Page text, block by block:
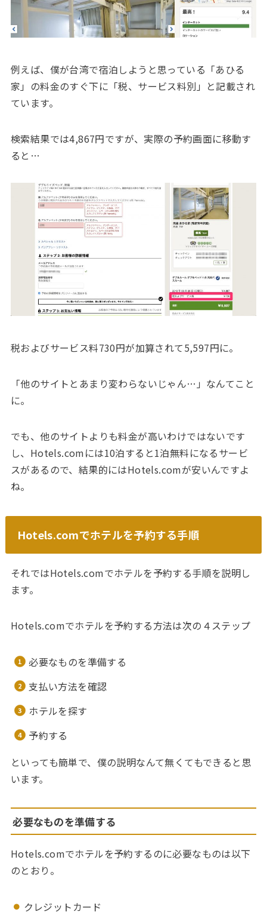
例えば、僕が台湾で宿泊しようと思っている「あひる
家」の料金のすぐ下に「税、サービス料別」と記載され
ています。
検索結果では4,867円ですが、実際の予約画面に移動す
ると…
税およびサービス料730円が加算されて5,597円に。
「他のサイトとあまり変わらないじゃん…」なんてこと
に。
でも、他のサイトよりも料金が高いわけではないです
し、Hotels.comには10泊すると1泊無料になるサービ
スがあるので、結果的にはHotels.comが安いんですよ
ね。
Hotels.comでホテルを予約する手順
それではHotels.comでホテルを予約する手順を説明し
ます。
Hotels.comでホテルを予約する方法は次の４ステップ
必要なものを準備する
支払い方法を確認
ホテルを探す
予約する
といっても簡単で、僕の説明なんて無くてもできると思
います。
必要なものを準備する
Hotels.comでホテルを予約するのに必要なものは以下
のとおり。
クレジットカード